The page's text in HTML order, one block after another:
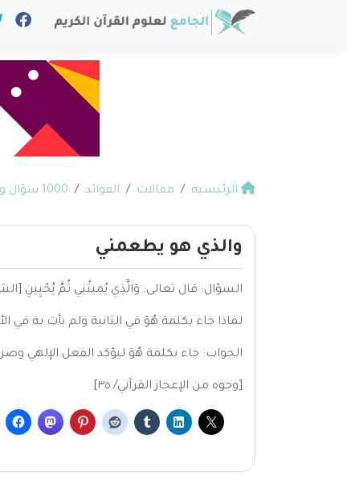
الرئيسية مقالات الفوائد 1000 سؤال وجواب في القرآن
والذي هو يطعمني
السؤال: قال تعالى: وَالَّذِي يُمِيتُنِي ثُمَّ يُحْيِينِ [الشعراء: ٨١] وقال سبحانه: وَالَّذِي هُوَ يُطْعِمُنِي وَيَسْقِينِ
لماذا جاء بكلمة هُوَ في الثانية ولم يأت به في
الجواب: جاء بكلمة هُوَ ليؤكد الفعل الإلهي
[وجوه من الإعجاز القرآني/ ٣٥]